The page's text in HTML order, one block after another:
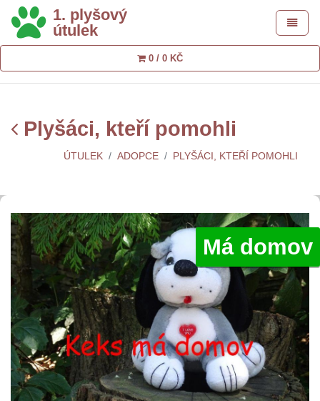
1. plyšový
útulek
Toggle
0 / 0 KČ
Plyšáci, kteří pomohli
ÚTULEK ADOPCE PLYŠÁCI, KTEŘÍ POMOHLI
Má domov